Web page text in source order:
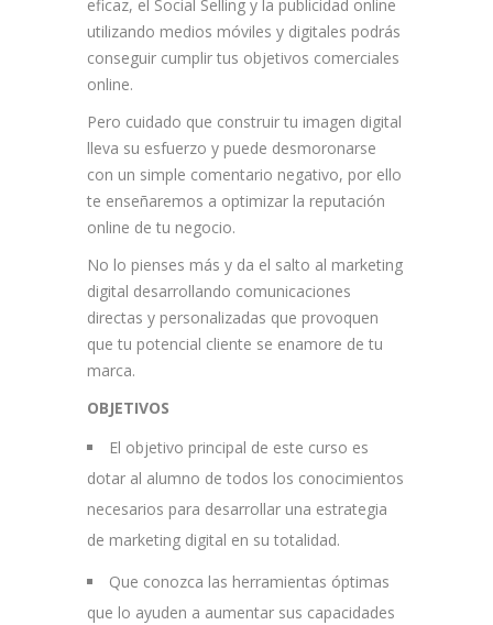
eficaz, el Social Selling y la publicidad online
utilizando medios móviles y digitales podrás
conseguir cumplir tus objetivos comerciales
online.
Pero cuidado que construir tu imagen digital
lleva su esfuerzo y puede desmoronarse
con un simple comentario negativo, por ello
te enseñaremos a optimizar la reputación
online de tu negocio.
No lo pienses más y da el salto al marketing
digital desarrollando comunicaciones
directas y personalizadas que provoquen
que tu potencial cliente se enamore de tu
marca.
OBJETIVOS
El objetivo principal de este curso es
dotar al alumno de todos los conocimientos
necesarios para desarrollar una estrategia
de marketing digital en su totalidad.
Que conozca las herramientas óptimas
que lo ayuden a aumentar sus capacidades